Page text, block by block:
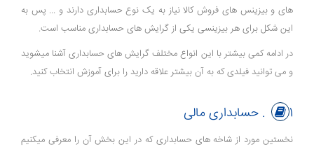
های و بیزینس های فروش کالا نیاز به یک نوع حسابداری دارند و ... پس به
این شکل برای هر بیزینسی یکی از گرایش های حسابداری مناسب است.
در ادامه کمی بیشتر با این انواع مختلف گرایش های حسابداری آشنا میشوید
و می توانید فیلدی که به آن بیشتر علاقه دارید را برای آموزش انتخاب کنید.
1. حسابداری مالی
نخستین مورد از شاخه های حسابداری که در این بخش آن را معرفی میکنیم